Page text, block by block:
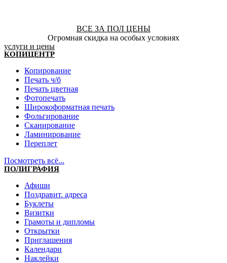
ВСЕ ЗА ПОЛ ЦЕНЫ
Огромная скидка на особых условиях
услуги и цены
КОПИЦЕНТР
Копирование
Печать ч/б
Печать цветная
Фотопечать
Широкоформатная печать
Фольгирование
Сканирование
Ламинирование
Переплет
Посмотреть всё...
ПОЛИГРАФИЯ
Афиши
Поздравит. адреса
Буклеты
Визитки
Грамоты и дипломы
Открытки
Приглашения
Календари
Наклейки